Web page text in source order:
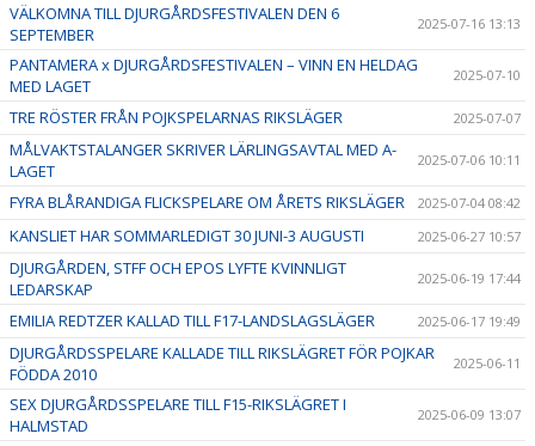
VÄLKOMNA TILL DJURGÅRDSFESTIVALEN DEN 6
SEPTEMBER
2025-07-16 13:13
PANTAMERA x DJURGÅRDSFESTIVALEN – VINN EN HELDAG
MED LAGET
2025-07-10
TRE RÖSTER FRÅN POJKSPELARNAS RIKSLÄGER 2025-07-07
MÅLVAKTSTALANGER SKRIVER LÄRLINGSAVTAL MED A-
LAGET
2025-07-06 10:11
FYRA BLÅRANDIGA FLICKSPELARE OM ÅRETS RIKSLÄGER 2025-07-04 08:42
KANSLIET HAR SOMMARLEDIGT 30 JUNI-3 AUGUSTI 2025-06-27 10:57
DJURGÅRDEN, STFF OCH EPOS LYFTE KVINNLIGT
LEDARSKAP
2025-06-19 17:44
EMILIA REDTZER KALLAD TILL F17-LANDSLAGSLÄGER 2025-06-17 19:49
DJURGÅRDSSPELARE KALLADE TILL RIKSLÄGRET FÖR POJKAR
FÖDDA 2010
2025-06-11
SEX DJURGÅRDSSPELARE TILL F15-RIKSLÄGRET I
HALMSTAD
2025-06-09 13:07